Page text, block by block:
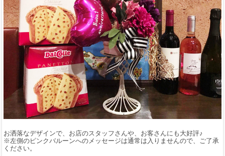
お洒落なデザインで、お店のスタッフさんや、お客さんにも大好評♪
※左側のピンクバルーンへのメッセージは通常は入りませんので、ご了承
ください。